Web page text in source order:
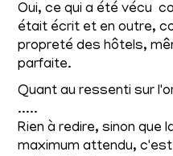
Oui, ce qui a été vécu
était écrit et en outre,
propreté des hôtels,
parfaite.
Quant au ressenti sur
.....
Rien à redire, sinon que
maximum attendu,